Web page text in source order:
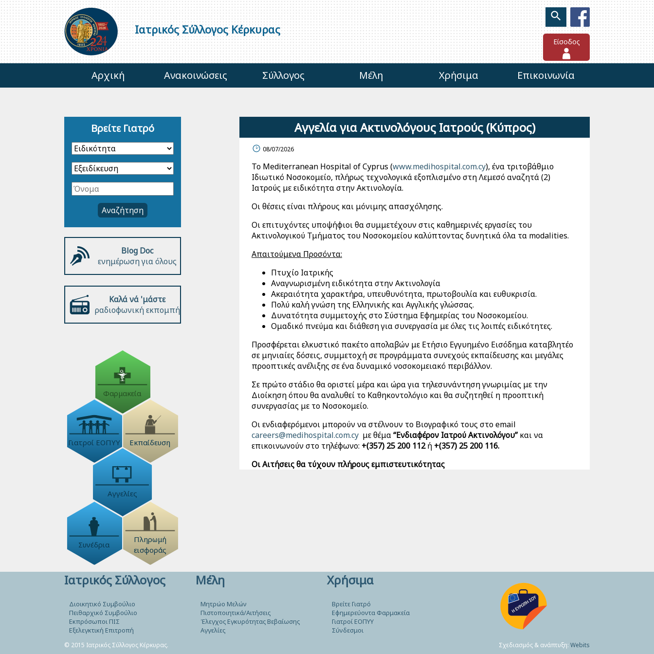
Ιατρικός Σύλλογος Κέρκυρας
Είσοδος
Αρχική Ανακοινώσεις Σύλλογος Μέλη Χρήσιμα Επικοινωνία
Αγγελία για Ακτινολόγους Ιατρούς (Κύπρος)
08/07/2026
Το Mediterranean Hospital of Cyprus (www.medihospital.com.cy), ένα τριτοβάθμιο
Ιδιωτικό Νοσοκομείο, πλήρως τεχνολογικά εξοπλισμένο στη Λεμεσό αναζητά (2)
Ιατρούς με ειδικότητα στην Ακτινολογία.
Οι θέσεις είναι πλήρους και μόνιμης απασχόλησης.
Οι επιτυχόντες υποψήφιοι θα συμμετέχουν στις καθημερινές εργασίες του
Ακτινολογικού Τμήματος του Νοσοκομείου καλύπτοντας δυνητικά όλα τα modalities.
Απαιτούμενα Προσόντα:
Πτυχίο Ιατρικής
Αναγνωρισμένη ειδικότητα στην Ακτινολογία
Ακεραιότητα χαρακτήρα, υπευθυνότητα, πρωτοβουλία και ευθυκρισία.
Πολύ καλή γνώση της Ελληνικής και Αγγλικής γλώσσας.
Δυνατότητα συμμετοχής στο Σύστημα Εφημερίας του Νοσοκομείου.
Ομαδικό πνεύμα και διάθεση για συνεργασία με όλες τις λοιπές ειδικότητες.
Προσφέρεται ελκυστικό πακέτο απολαβών με Ετήσιο Εγγυημένο Εισόδημα καταβλητέο
σε μηνιαίες δόσεις, συμμετοχή σε προγράμματα συνεχούς εκπαίδευσης και μεγάλες
προοπτικές ανέλιξης σε ένα δυναμικό νοσοκομειακό περιβάλλον.
Σε πρώτο στάδιο θα οριστεί μέρα και ώρα για τηλεσυνάντηση γνωριμίας με την
Διοίκηση όπου θα αναλυθεί το Καθηκοντολόγιο και θα συζητηθεί η προοπτική
συνεργασίας με το Νοσοκομείο.
Οι ενδιαφερόμενοι μπορούν να στέλνουν το Βιογραφικό τους στο email
careers@medihospital.com.cy με θέμα“Ενδιαφέρον Ιατρού Ακτινολόγου” και να
επικοινωνούν στο τηλέφωνο: +(357) 25 200 112ή +(357) 25 200 116.
Οι Αιτήσεις θα τύχουν πλήρους εμπιστευτικότητας
Βρείτε Γιατρό
Αναζήτηση
Blog Doc
ενημέρωση για όλους
Καλά νά 'μάστε
ραδιοφωνική εκπομπή
Φαρμακεία
Γιατροί ΕΟΠΥΥ Εκπαίδευση
Αγγελίες
Συνέδρια
Πληρωμή
εισφοράς
Ιατρικός Σύλλογος
Διοικητικό Συμβούλιο
Πειθαρχικό Συμβούλιο
Εκπρόσωποι ΠΙΣ
Εξελεγκτική Επιτροπή
Μέλη
Μητρώο Μελών
Πιστοποιητικά/Αιτήσεις
Έλεγχος Εγκυρότητας Βεβαίωσης
Αγγελίες
Χρήσιμα
Βρείτε Γιατρό
Εφημερεύοντα Φαρμακεία
Γιατροί ΕΟΠΥΥ
Σύνδεσμοι
© 2015 Ιατρικός Σύλλογος Κέρκυρας. Σχεδιασμός & ανάπτυξη: Webits